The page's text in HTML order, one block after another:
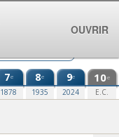
7e
1878
8e
1935
9e
2024
10e
E.C.
OUVRIR